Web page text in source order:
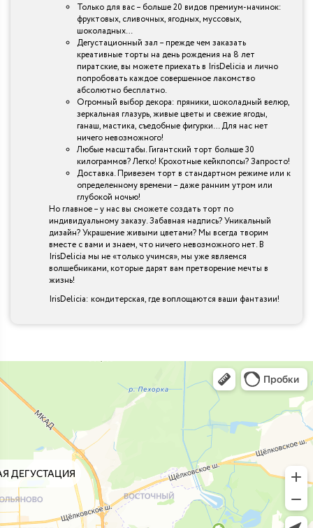
Только для вас – больше 20 видов премиум-начинок:
фруктовых, сливочных, ягодных, муссовых,
шоколадных…
Дегустационный зал – прежде чем заказать
креативные торты на день рождения на 8 лет
пиратские, вы можете приехать в IrisDelicia и лично
попробовать каждое совершенное лакомство
абсолютно бесплатно.
Огромный выбор декора: пряники, шоколадный велюр,
зеркальная глазурь, живые цветы и свежие ягоды,
ганаш, мастика, съедобные фигурки… Для нас нет
ничего невозможного!
Любые масштабы. Гигантский торт больше 30
килограммов? Легко! Крохотные кейкпопсы? Запросто!
Доставка. Привезем торт в стандартном режиме или к
определенному времени – даже ранним утром или
глубокой ночью!
Но главное – у нас вы сможете создать торт по
индивидуальному заказу. Забавная надпись? Уникальный
дизайн? Украшение живыми цветами? Мы всегда творим
вместе с вами и знаем, что ничего невозможного нет. В
IrisDelicia мы не «только учимся», мы уже являемся
волшебниками, которые дарят вам претворение мечты в
жизнь!
IrisDelicia: кондитерская, где воплощаются ваши фантазии!